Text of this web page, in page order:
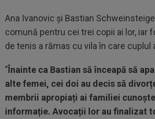
Ana Ivanovic și Bastian
comună pentru cei trei copii ai lor, iar
de tenis a rămas cu vila în care cuplul
”Înainte ca Bastian să înceapă să
alte femei, cei doi au decis să
membrii apropiați ai familiei
informație. Avocații lor au finalizat